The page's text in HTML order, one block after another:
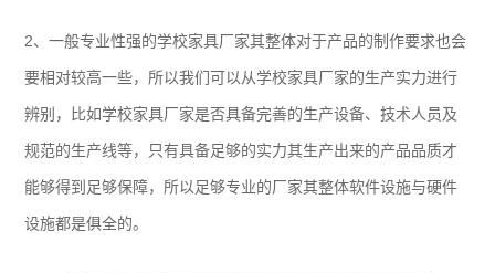
2、一般专业性强的学校家具厂家其整体对于产品的制作要求也会
要相对较高一些，所以我们可以从学校家具厂家的生产实力进行
辨别，比如学校家具厂家是否具备完善的生产设备、技术人员及
规范的生产线等，只有具备足够的实力其生产出来的产品品质才
能够得到足够保障，所以足够专业的厂家其整体软件设施与硬件
设施都是俱全的。